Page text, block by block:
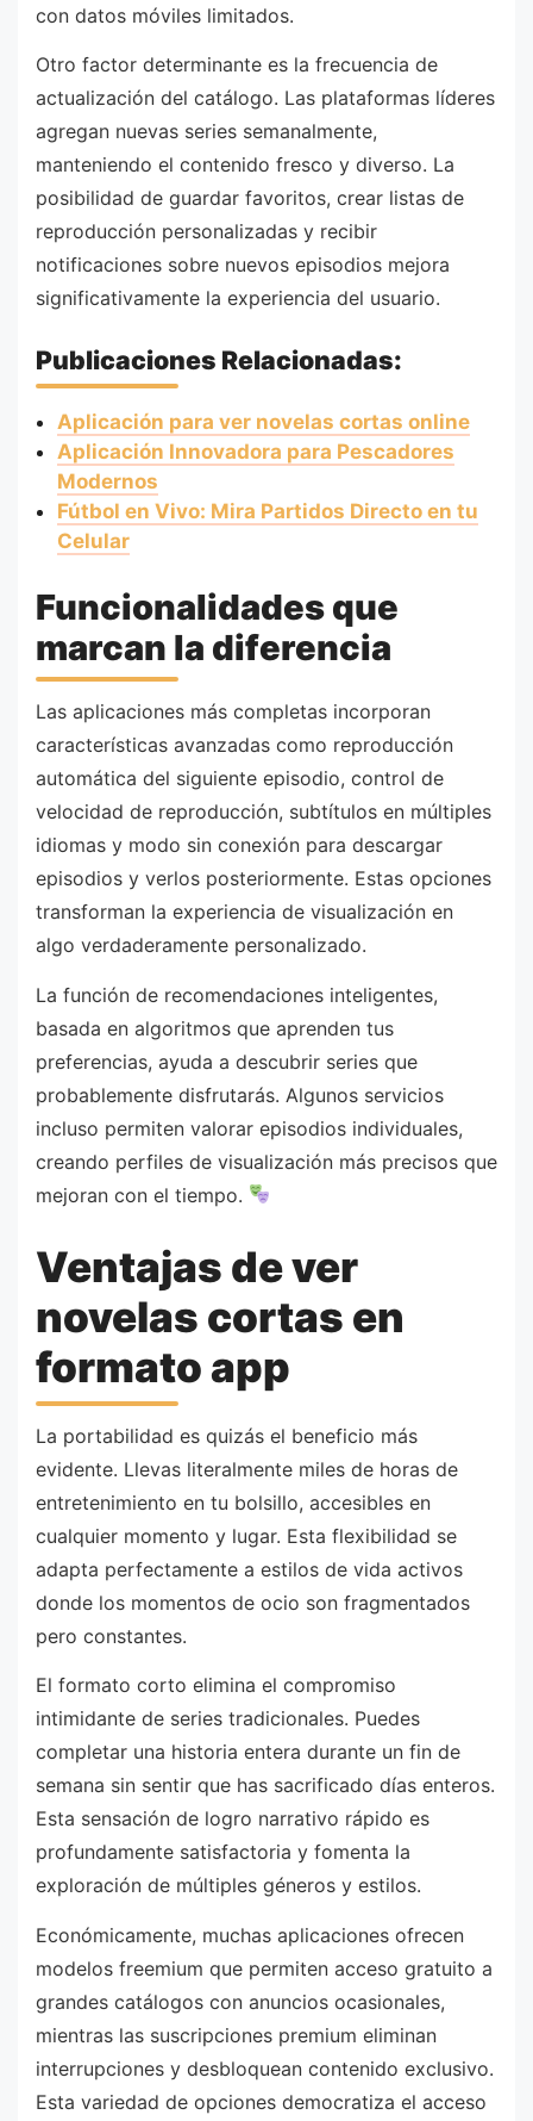
con datos móviles limitados.
Otro factor determinante es la frecuencia de
actualización del catálogo. Las plataformas líderes
agregan nuevas series semanalmente,
manteniendo el contenido fresco y diverso. La
posibilidad de guardar favoritos, crear listas de
reproducción personalizadas y recibir
notificaciones sobre nuevos episodios mejora
significativamente la experiencia del usuario.
Publicaciones Relacionadas:
Aplicación para ver novelas cortas online
Aplicación Innovadora para Pescadores
Modernos
Fútbol en Vivo: Mira Partidos Directo en tu
Celular
Funcionalidades que
marcan la diferencia
Las aplicaciones más completas incorporan
características avanzadas como reproducción
automática del siguiente episodio, control de
velocidad de reproducción, subtítulos en múltiples
idiomas y modo sin conexión para descargar
episodios y verlos posteriormente. Estas opciones
transforman la experiencia de visualización en
algo verdaderamente personalizado.
La función de recomendaciones inteligentes,
basada en algoritmos que aprenden tus
preferencias, ayuda a descubrir series que
probablemente disfrutarás. Algunos servicios
incluso permiten valorar episodios individuales,
creando perfiles de visualización más precisos que
mejoran con el tiempo.
Ventajas de ver
novelas cortas en
formato app
La portabilidad es quizás el beneficio más
evidente. Llevas literalmente miles de horas de
entretenimiento en tu bolsillo, accesibles en
cualquier momento y lugar. Esta flexibilidad se
adapta perfectamente a estilos de vida activos
donde los momentos de ocio son fragmentados
pero constantes.
El formato corto elimina el compromiso
intimidante de series tradicionales. Puedes
completar una historia entera durante un fin de
semana sin sentir que has sacrificado días enteros.
Esta sensación de logro narrativo rápido es
profundamente satisfactoria y fomenta la
exploración de múltiples géneros y estilos.
Económicamente, muchas aplicaciones ofrecen
modelos freemium que permiten acceso gratuito a
grandes catálogos con anuncios ocasionales,
mientras las suscripciones premium eliminan
interrupciones y desbloquean contenido exclusivo.
Esta variedad de opciones democratiza el acceso